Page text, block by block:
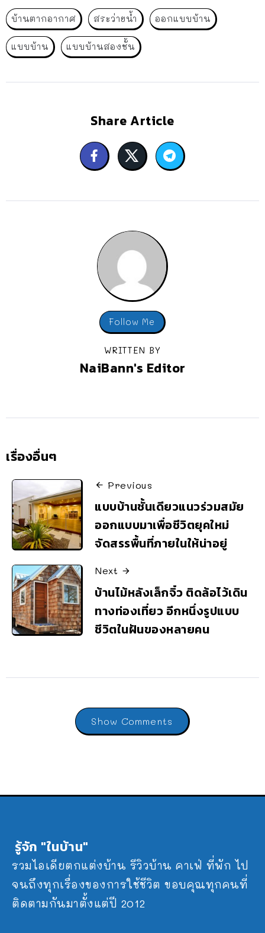
บ้านตากอากาศ สระว่ายน้ำ ออกแบบบ้าน
แบบบ้าน แบบบ้านสองชั้น
Share Article
Follow Me
WRITTEN BY
NaiBann's Editor
เรื่องอื่นๆ
Previous
แบบบ้านชั้นเดียวแนวร่วมสมัย
ออกแบบมาเพื่อชีวิตยุคใหม่
จัดสรรพื้นที่ภายในให้น่าอยู่
Next
บ้านไม้หลังเล็กจิ๋ว ติดล้อไว้เดิน
ทางท่องเที่ยว อีกหนึ่งรูปแบบ
ชีวิตในฝันของหลายคน
Show Comments
รู้จัก "ในบ้าน"
รวมไอเดียตกแต่งบ้าน รีวิวบ้าน คาเฟ่ ที่พัก ไป
จนถึงทุกเรื่องของการใช้ชีวิต ขอบคุณทุกคนที่
ติดตามกันมาตั้งแต่ปี 2012